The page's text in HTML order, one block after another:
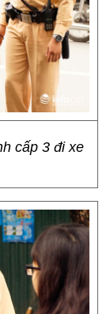
cấp 3 đi xe